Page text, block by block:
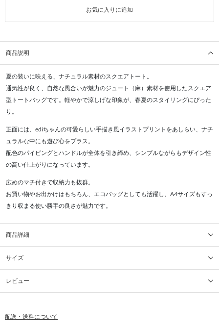
お気に入りに追加
商品説明
夏の装いに映える、ナチュラル素材のスクエアトート。
通気性が良く、自然な風合いが魅力のジュート（麻）素材を使用したスクエア
型トートバッグです。軽やかで涼しげな印象が、春夏のスタイリングにぴった
り。
正面には、ediちゃんの可愛らしい手描き風イラストプリントをあしらい、ナチ
ュラルな中にも遊び心をプラス。
配色のパイピングとハンドルが全体を引き締め、シンプルながらもデザイン性
の高い仕上がりになっています。
広めのマチ付きで収納力も抜群。
お買い物やお出かけはもちろん、エコバッグとしても活躍し、A4サイズもすっ
きり収まる使い勝手の良さが魅力です。
商品詳細
サイズ
レビュー
配送・送料について